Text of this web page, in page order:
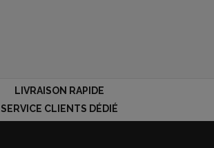
LIVRAISON RAPIDE
SERVICE CLIENTS DÉDIÉ